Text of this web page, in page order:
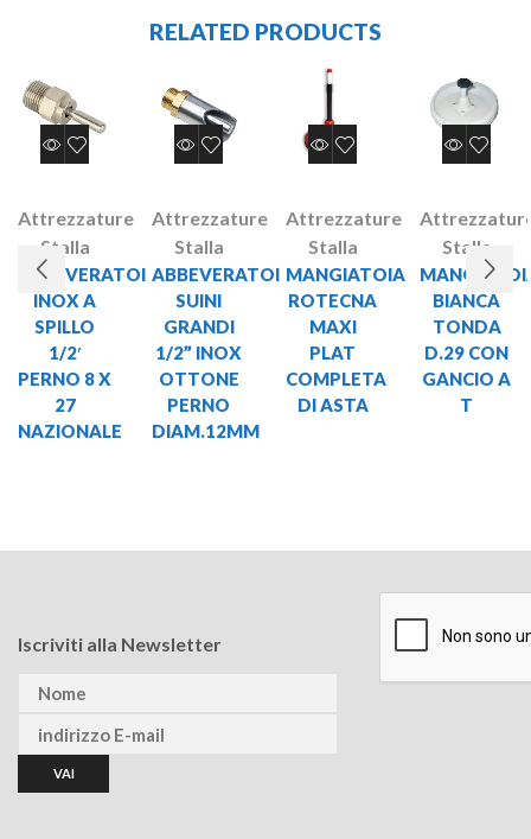
RELATED PRODUCTS
Attrezzature
Stalla
ABBEVERATOI
INOX A
SPILLO
1/2′
PERNO 8 X
27
NAZIONALE
Attrezzature
Stalla
ABBEVERATOI
SUINI
GRANDI
1/2” INOX
OTTONE
PERNO
DIAM.12MM
Attrezzature
Stalla
MANGIATOIA
ROTECNA
MAXI
PLAT
COMPLETA
DI ASTA
Stalla
BIANCA
TONDA
D.29 CON
GANCIO A
T
Iscriviti alla Newsletter